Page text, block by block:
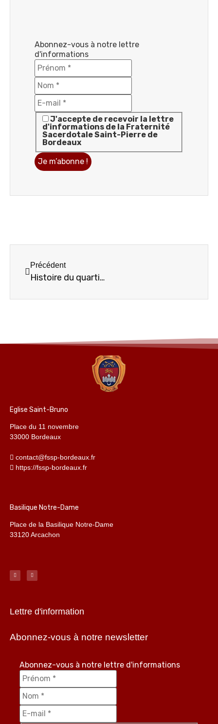
Abonnez-vous à notre lettre
d'informations
J'accepte de recevoir la lettre
d'informations de la Fraternité
Sacerdotale Saint-Pierre de
Bordeaux
Précédent
Histoire du quartier de Saint Bruno – sixième et dernière partie
Eglise Saint-Bruno
Place du 11 novembre
33000 Bordeaux
contact@fssp-bordeaux.fr
https://fssp-bordeaux.fr
Basilique Notre-Dame
Place de la Basilique Notre-Dame
33120 Arcachon
Lettre d'information
Abonnez-vous à notre newsletter
Abonnez-vous à notre lettre d'informations